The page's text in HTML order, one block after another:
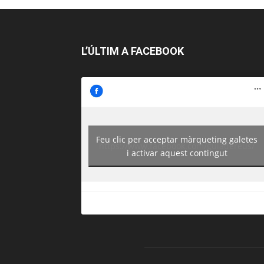
L’ÚLTIM A FACEBOOK
https://www.facebook.com/guiadereus/
Feu clic per acceptar màrqueting galetes
i activar aquest contingut